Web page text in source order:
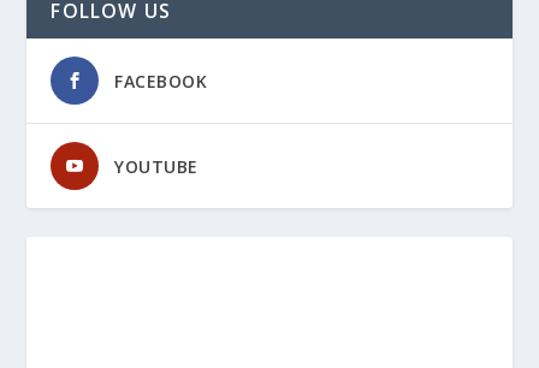
FOLLOW US
FACEBOOK
YOUTUBE